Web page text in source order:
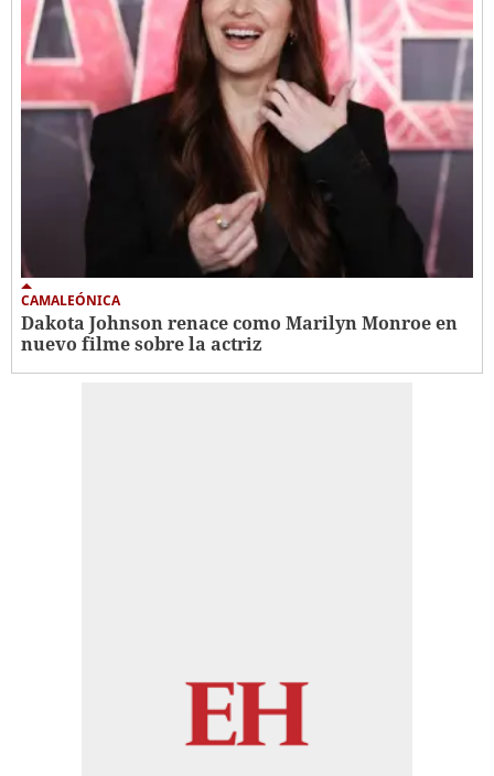
CAMALEÓNICA
Dakota Johnson renace como Marilyn Monroe en
nuevo filme sobre la actriz